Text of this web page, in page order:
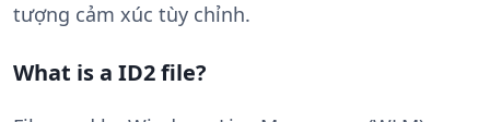
tượng cảm xúc tùy chỉnh.
What is a ID2 file?